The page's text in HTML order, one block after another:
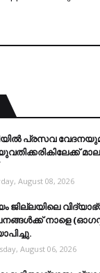
പ്രസവ
August 08, 2026
ജില്ലയിലെ
നാളെ
August 06, 2026